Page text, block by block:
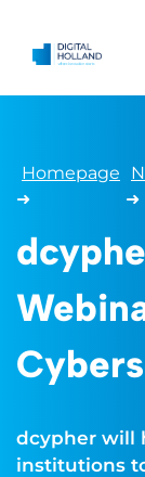
Homepage
➜
➜
dcypher will
institutions